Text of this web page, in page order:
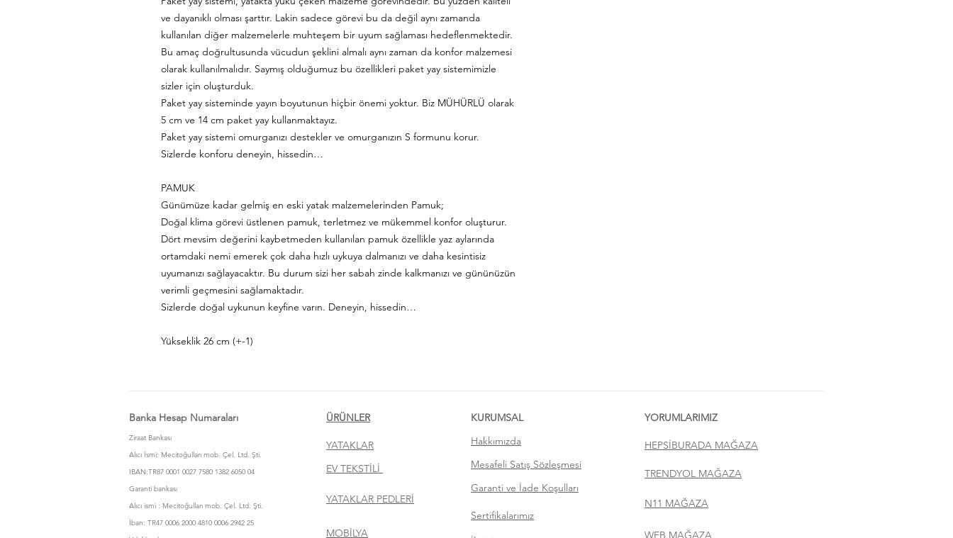
ve dayanıklı olması şarttır. Lakin sadece görevi bu da değil aynı zamanda
kullanılan diğer malzemelerle muhteşem bir uyum sağlaması hedeflenmektedir.
Bu amaç doğrultusunda vücudun şeklini almalı aynı zaman da konfor malzemesi
olarak kullanılmalıdır. Saymış olduğumuz bu özellikleri paket yay sistemimizle
sizler için oluşturduk.
Paket yay sisteminde yayın boyutunun hiçbir önemi yoktur. Biz MÜHÜRLÜ olarak
5 cm ve 14 cm paket yay kullanmaktayız.
Paket yay sistemi omurganızı destekler ve omurganızın S formunu korur.
Sizlerde konforu deneyin, hissedin…
PAMUK
Günümüze kadar gelmiş en eski yatak malzemelerinden Pamuk;
Doğal klima görevi üstlenen pamuk, terletmez ve mükemmel konfor oluşturur.
Dört mevsim değerini kaybetmeden kullanılan pamuk özellikle yaz aylarında
ortamdaki nemi emerek çok daha hızlı uykuya dalmanızı ve daha kesintisiz
uyumanızı sağlayacaktır. Bu durum sizi her sabah zinde kalkmanızı ve gününüzün
verimli geçmesini sağlamaktadır.
Sizlerde doğal uykunun keyfine varın. Deneyin, hissedin…
Yükseklik 26 cm (+-1)
Banka Hesap Numaraları
Ziraat Bankası
Alıcı İsmi: Mecitoğulları mob. Çel. Ltd. Şti.
IBAN:TR87 0001 0027 7580 1382 6050 04
Garanti bankası
Alıcı ismi : Mecitoğulları mob. Çel. Ltd. Şti.
İban: TR47 0006 2000 4810 0006 2942 25
ÜRÜNLER
YATAKLAR
EV TEKSTİLİ
YATAKLAR PEDLERİ
MOBİLYA
KURUMSAL
Hakkımızda
Mesafeli Satış Sözleşmesi
Garanti ve İade Koşulları
Sertifikalarımız
YORUMLARIMIZ
HEPSİBURADA MAĞAZA
TRENDYOL MAĞAZA
N11 MAĞAZA